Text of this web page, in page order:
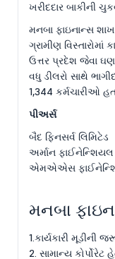
ખરીદદાર બાકીની
મનબા ફાઇનાન્સ
ગ્રામીણ
ઉત્તર પ્રદેશ જેવા
વધુ ડીલરો સાથે
1,344 કર્મચારીઓ
પીઅર્સ
બૈદ ફિનસર્વ લિમિટેડ
અર્માન ફાઈનેન્શિયલ
એમએએસ
મનબા
1.કાર્યકારી મૂડીની
2. સામાન્ય